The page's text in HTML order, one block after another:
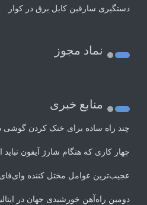
دستگیری سارقین کابل برق در کوار
نماد مجوز
منابع خبری
چند راه‌ ساده برای خنک کردن گوشی
چهار کاری که هنگام شارژ آیفون نباید
عجیب‌ترین عوامل مختل کننده وای‌فای
دومین راه‌آهن خورشیدی جهان در